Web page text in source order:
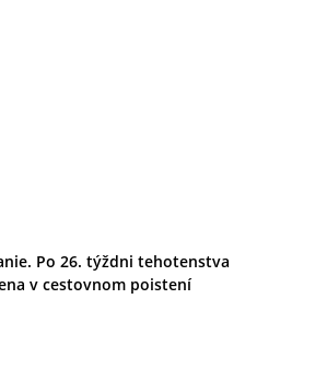
Po 26. týždni tehotenstva
v cestovnom poistení